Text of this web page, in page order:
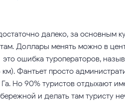
далеко, за основным
Доллары менять можно в
ошибка туроператоров,
Фантьет просто
Но 90% туристов отдыхают
и делать там туристу